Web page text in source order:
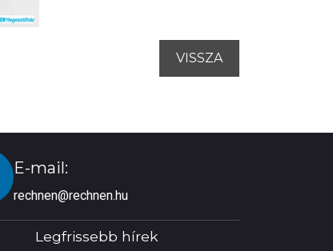
VISSZA
E-mail:
rechnen@rechnen.hu
Legfrissebb hírek